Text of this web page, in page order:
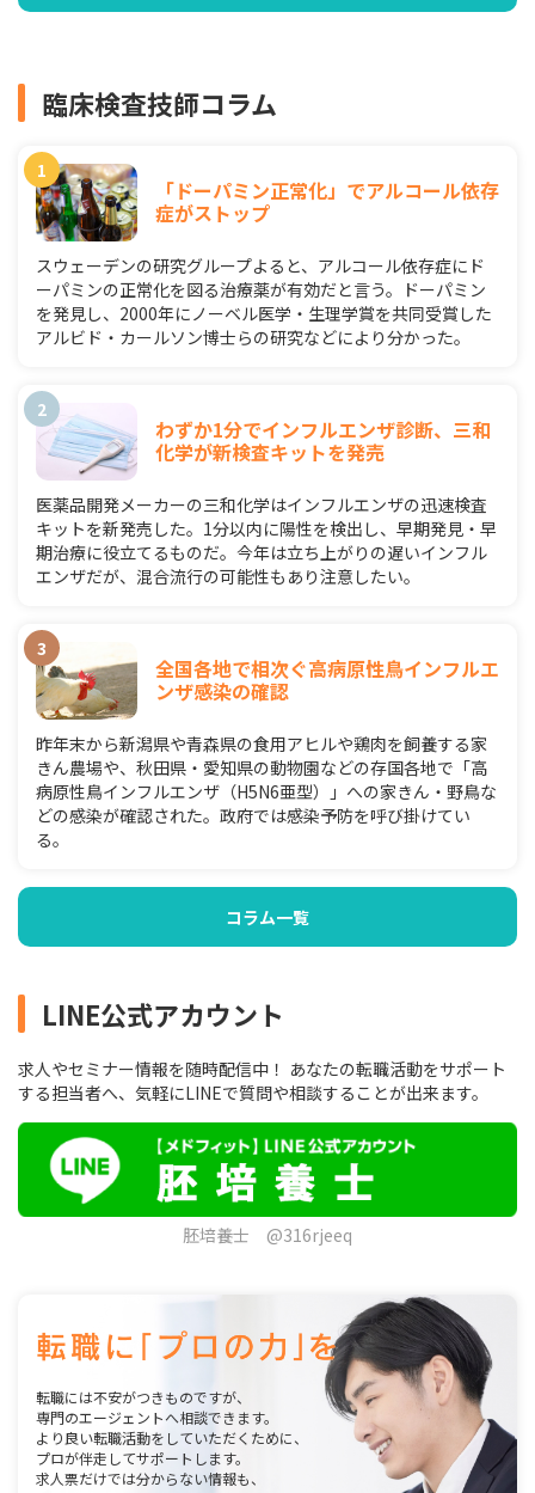
臨床検査技師コラム
「ドーパミン正常化」でアルコール依存
症がストップ
スウェーデンの研究グループよると、アルコール依存症にド
ーパミンの正常化を図る治療薬が有効だと言う。ドーパミン
を発見し、2000年にノーベル医学・生理学賞を共同受賞した
アルビド・カールソン博士らの研究などにより分かった。
わずか1分でインフルエンザ診断、三和
化学が新検査キットを発売
医薬品開発メーカーの三和化学はインフルエンザの迅速検査
キットを新発売した。1分以内に陽性を検出し、早期発見・早
期治療に役立てるものだ。今年は立ち上がりの遅いインフル
エンザだが、混合流行の可能性もあり注意したい。
全国各地で相次ぐ高病原性鳥インフルエ
ンザ感染の確認
昨年末から新潟県や青森県の食用アヒルや鶏肉を飼養する家
きん農場や、秋田県・愛知県の動物園などの存国各地で「高
病原性鳥インフルエンザ（H5N6亜型）」への家きん・野鳥な
どの感染が確認された。政府では感染予防を呼び掛けてい
る。
コラム一覧
LINE公式アカウント
求人やセミナー情報を随時配信中！ あなたの転職活動をサポート
する担当者へ、気軽にLINEで質問や相談することが出来ます。
胚培養士 @316rjeeq
転職には不安がつきものですが、
専門のエージェントへ相談できます。
より良い転職活動をしていただくために、
プロが伴走してサポートします。
求人票だけでは分からない情報も、